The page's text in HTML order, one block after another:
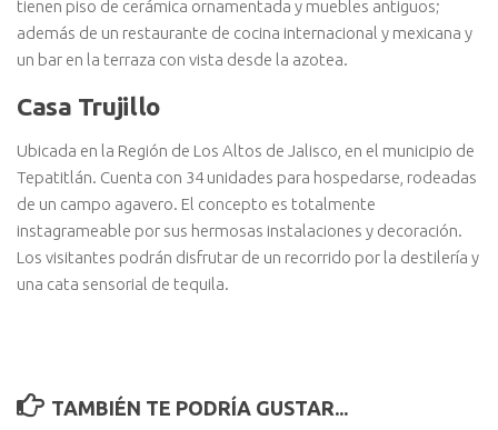
tienen piso de cerámica ornamentada y muebles antiguos;
además de un restaurante de cocina internacional y mexicana y
un bar en la terraza con vista desde la azotea.
Casa Trujillo
Ubicada en la Región de Los Altos de Jalisco, en el municipio de
Tepatitlán. Cuenta con 34 unidades para hospedarse, rodeadas
de un campo agavero. El concepto es totalmente
instagrameable por sus hermosas instalaciones y decoración.
Los visitantes podrán disfrutar de un recorrido por la destilería y
una cata sensorial de tequila.
TAMBIÉN TE PODRÍA GUSTAR...